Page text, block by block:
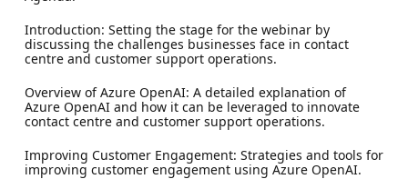
Introduction: Setting the stage for the webinar by
discussing the challenges businesses face in contact
centre and customer support operations.
Overview of Azure OpenAI: A detailed explanation of
Azure OpenAI and how it can be leveraged to innovate
contact centre and customer support operations.
Improving Customer Engagement: Strategies and tools for
improving customer engagement using Azure OpenAI.